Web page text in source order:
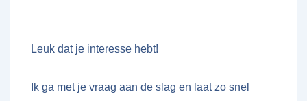
Leuk dat je interesse hebt!
Ik ga met je vraag aan de slag en laat zo snel